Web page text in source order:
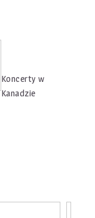
Koncerty w
Kanadzie